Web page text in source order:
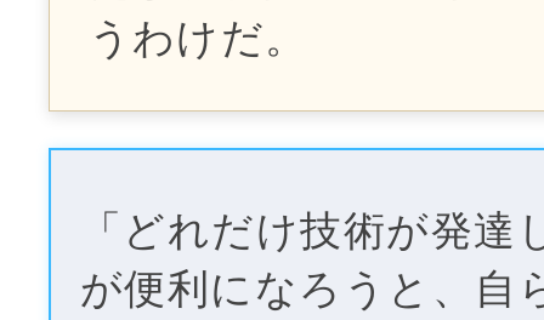
うわけだ。
「どれだけ技術が発達
が便利になろうと、自